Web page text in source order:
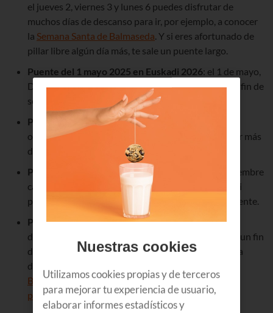
el jueves 2, viernes 3 y lunes 6 puedes disfrutar de
muchos días de descanso para ir, por ejemplo, a conocer
la Semana Santa de Balmaseda. Y si eres afortunado de
pillar libre algún día más, te sale un puente largo.
Puente del 1 mayo 2025 en Euskadi 2026: el 1 de mayo,
Día del Trabajo,es viernes. No es puente, pero sí un fin de
semana largo.
Puente de octubreen el País Vasco 2026
octubre cae en lunes. Puedes aprovechar para coger más
días o disfrutar de un fin de semana largo.
Puente de diciembreen Euskadi 2026
: el 6 de diciembre
cae en domingo, pero el 8 de diciembre en martes; si
puedes coger libre el lunes, tendrás otro posible puente.
Puente de Navidaden Euskadi 2025:el día 25 de
diciembre es viernes, así que no hay puente, pero sí un fin
de semana de tres días, que puedes aprovechar para
disfrutar del
Belenes en Vitoria-Gasteizo de las
pistas de hielo en Euskadi.
Nuestras cookies
Utilizamos cookies propias y de terceros
para mejorar tu experiencia de usuario,
elaborar informes estadísticos y